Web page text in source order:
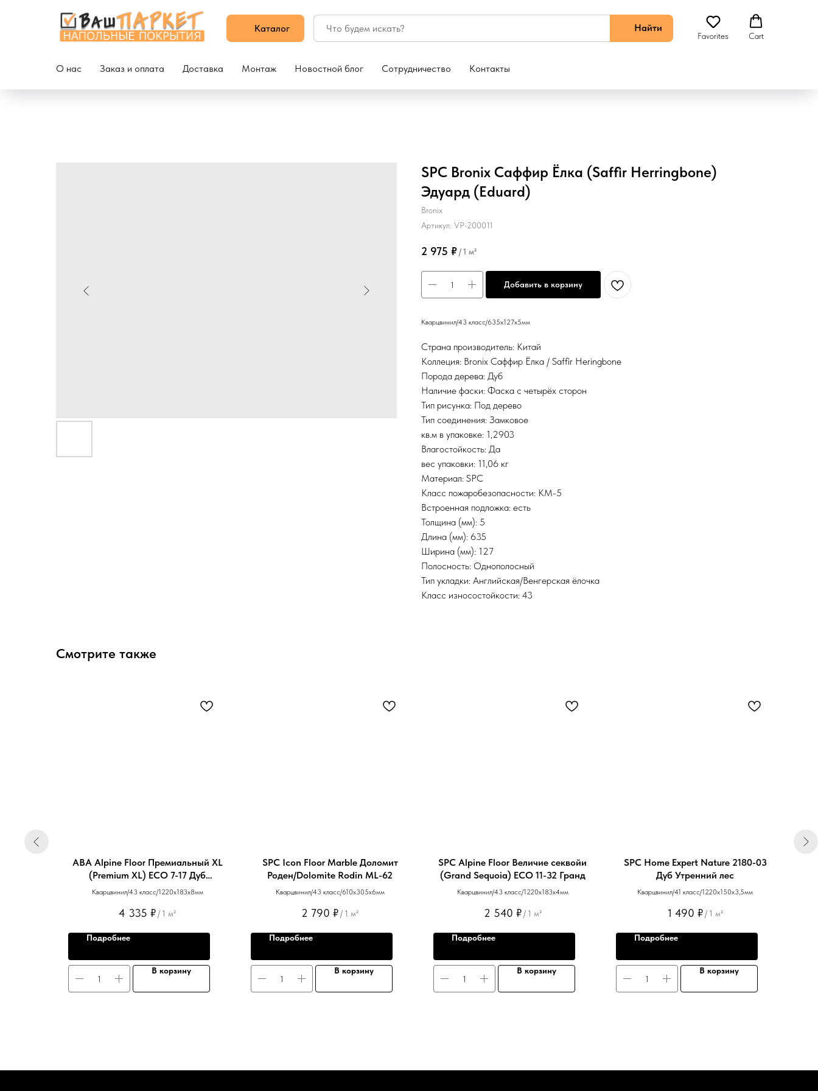
Каталог Найти
Favorites Cart
О нас Заказ и оплата Доставка Монтаж Новостной блог Сотрудничество Контакты
SPC Bronix Саффир Ёлка (Saffir Herringbone)
Эдуард (Eduard)
Bronix
Артикул: VP-200011
2 975 ₽/1 м²
Добавить в корзину
Кварцвинил/43 класс/635х127х5мм
Страна производитель: Китай
Коллеция: Bronix Саффир Ёлка / Saffir Heringbone
Порода дерева: Дуб
Наличие фаски: Фаска с четырёх сторон
Тип рисунка: Под дерево
Тип соединения: Замковое
кв.м в упаковке: 1,2903
Влагостойкость: Да
вес упаковки: 11,06 кг
Материал: SPC
Класс пожаробезопасности: КМ-5
Встроенная подложка: есть
Толщина (мм): 5
Длина (мм): 635
Ширина (мм): 127
Полосность: Однополосный
Тип укладки: Английская/Венгерская ёлочка
Класс износостойкости: 43
Смотрите также
ABA Alpine Floor Премиальный XL
(Premium XL) ЕСО 7-17 Дуб
Слоновая кость
Кварцвинил/43 класс/1220х183х8мм
4 335 ₽/ 1 м²
Подробнее
В корзину
SPC Icon Floor Marble Доломит
Роден/Dolomite Rodin ML-62
Кварцвинил/43 класс/610x305x6мм
2 790 ₽/ 1 м²
Подробнее
В корзину
SPC Alpine Floor Величие секвойи
(Grand Sequoia) ЕСО 11-32 Гранд
Кварцвинил/43 класс/1220х183х4мм
2 540 ₽/ 1 м²
Подробнее
В корзину
SPC Home Expert Nature 2180-03
Дуб Утренний лес
Кварцвинил/41 класс/1220х150х3,5мм
1 490 ₽/ 1 м²
Подробнее
В корзину